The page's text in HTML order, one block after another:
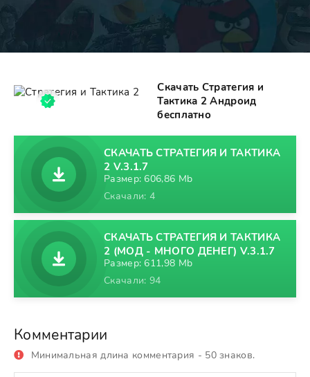
Скачать Стратегия и
Тактика 2 Андроид
бесплатно
СКАЧАТЬ СТРАТЕГИЯ И ТАКТИКА
2 V.3.1.7
Размер: 606,86 Mb
Скачали: 4
СКАЧАТЬ СТРАТЕГИЯ И ТАКТИКА
2 (МОД - МНОГО ДЕНЕГ) V.3.1.7
Размер: 611,98 Mb
Скачали: 94
Комментарии
Минимальная длина комментария - 50 знаков.